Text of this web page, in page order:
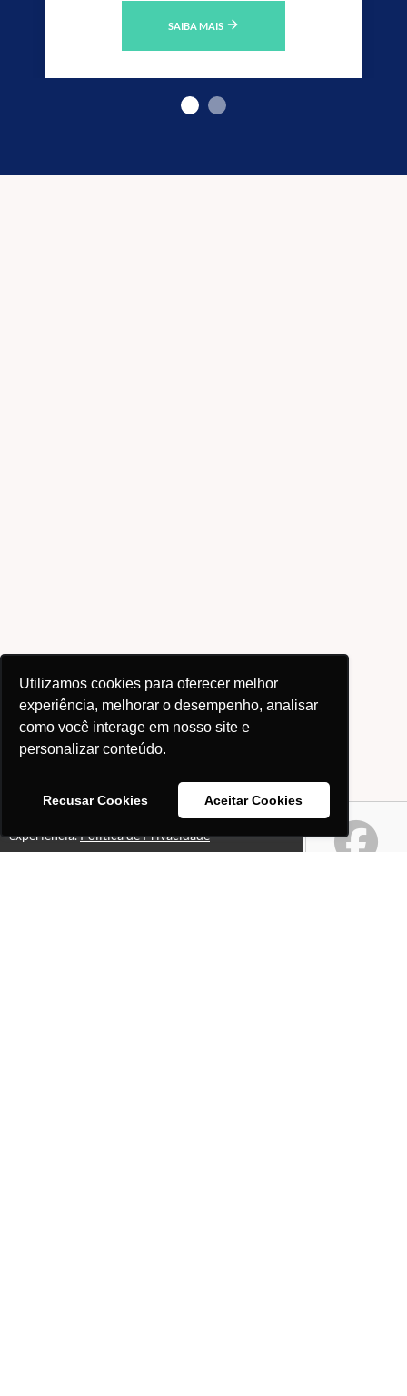
Utilizamos cookies para oferecer melhor
experiência, melhorar o desempenho, analisar
como você interage em nosso site e
personalizar conteúdo.
Recusar Cookies Aceitar Cookies
SAIBA MAIS
Este site usa cookies para melhorar sua
experiência.Política de Privacidade
Ok!